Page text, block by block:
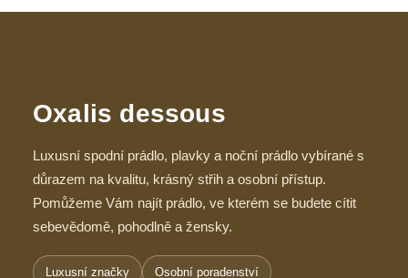
Oxalis dessous
Luxusní spodní prádlo, plavky a noční prádlo vybírané s
důrazem na kvalitu, krásný střih a osobní přístup.
Pomůžeme Vám najít prádlo, ve kterém se budete cítit
sebevědomě, pohodlně a žensky.
Luxusní značky Osobní poradenství